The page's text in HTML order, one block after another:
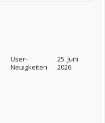
User-
Neuigkeiten
25. Juni
2026